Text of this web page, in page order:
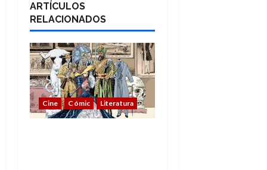
ARTÍCULOS
RELACIONADOS
Cine Cómic Literatura